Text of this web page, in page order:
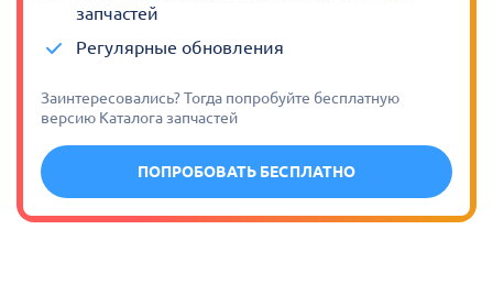
запчастей
Регулярные обновления
Заинтересовались? Тогда попробуйте бесплатную
версию Каталога запчастей
ПОПРОБОВАТЬ БЕСПЛАТНО